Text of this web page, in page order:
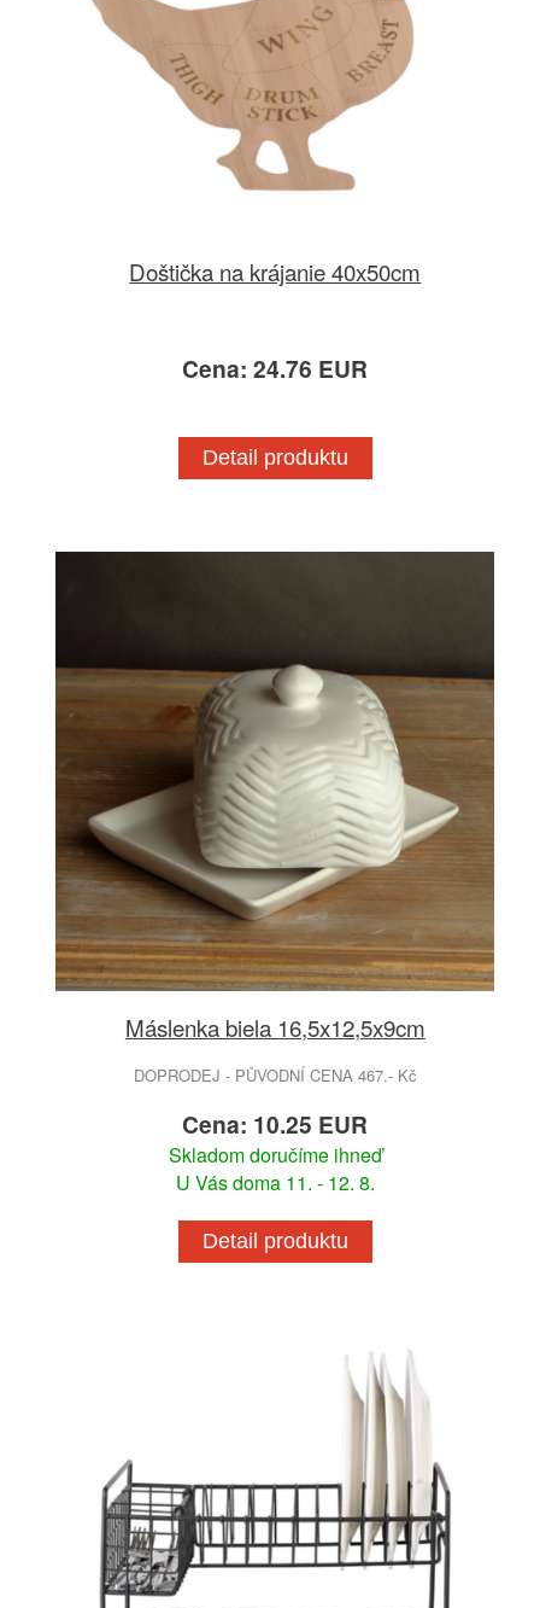
Doštička na krájanie 40x50cm
Cena: 24.76 EUR
Detail produktu
Máslenka biela 16,5x12,5x9cm
DOPRODEJ - PŮVODNÍ CENA 467.- Kč
Cena: 10.25 EUR
Skladom doručíme ihneď
U Vás doma 11. - 12. 8.
Detail produktu